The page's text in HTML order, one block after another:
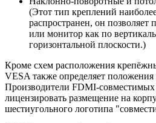
(Этот тип креплений
распространен, он позволяет
или монитор как по
горизонтальной плоскости.)
Кроме схем расположения
VESA также определяет положения
Производители FDMI-совместимых
лицензировать размещение на
шестиугольного логотипа